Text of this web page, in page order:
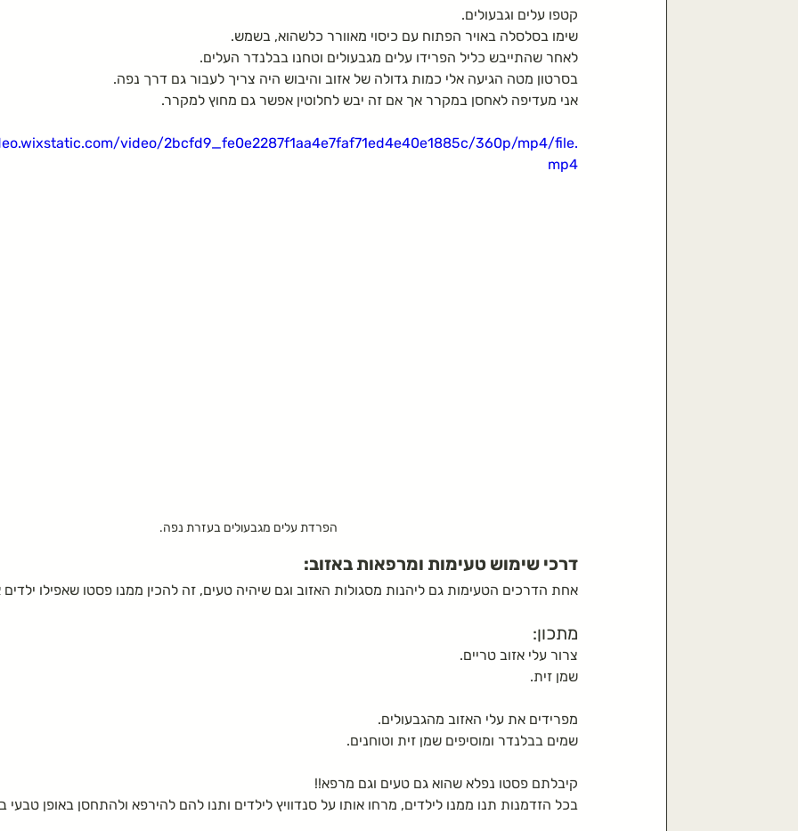
קטפו עלים וגבעולים.
שימו בסלסלה באויר הפתוח עם כיסוי מאוורר כלשהוא, בשמש.
לאחר שהתייבש כליל הפרידו עלים מגבעולים וטחנו בבלנדר העלים.
בסרטון מטה הגיעה אלי כמות גדולה של אזוב והיבוש היה צריך לעבור גם דרך נפה.
אני מעדיפה לאחסן במקרר אך אם זה יבש לחלוטין אפשר גם מחוץ למקרר.
video/2bcfd9_fe0e2287f1aa4e7faf71ed4e40e1885c/360p/mp4/file.
mp4
הפרדת עלים מגבעולים בעזרת נפה.
דרכי שימוש טעימות ומרפאות באזוב:
אחת הדרכים הטעימות גם ליהנות מסגולות האזוב וגם שיהיה טעים, זה להכין ממנו פסטו שאפילו ילדים
מתכון:
צרור עלי אזוב טריים.
שמן זית.
מפרידים את עלי האזוב מהגבעולים.
שמים בבלנדר ומוסיפים שמן זית וטוחנים.
קיבלתם פסטו נפלא שהוא גם טעים וגם מרפא!!
בכל הזדמנות תנו ממנו לילדים, מרחו אותו על סנדוויץ לילדים ותנו להם להירפא ולהתחסן באופן טבעי